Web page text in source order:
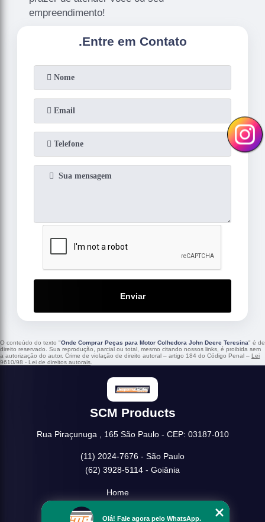
empreendimento!
.Entre em Contato
Enviar
O conteúdo do texto "Onde Comprar Peças para Motor Colhedora John Deere Teresina" é de
direito reservado. Sua reprodução, parcial ou total, mesmo citando nossos links, é proibida sem
a autorização do autor. Crime de violação de direito autoral – artigo 184 do Código Penal – Lei
9610/98 - Lei de direitos autorais.
SCM Products
Rua Piraçunuga , 165 São Paulo - CEP: 03187-010
(11) 2024-7676 - São Paulo
(62) 3928-5114 - Goiânia
Home
Missão
Olá! Fale agora pelo WhatsApp.